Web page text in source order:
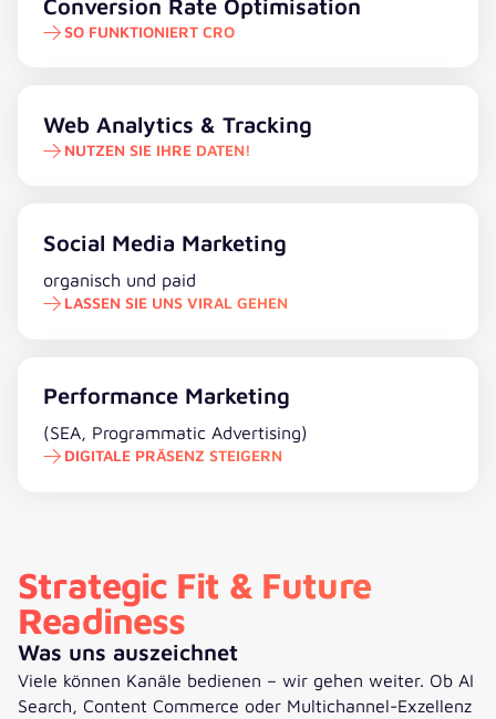
Conversion Rate Optimisation
SO FUNKTIONIERT CRO
Web Analytics & Tracking
NUTZEN SIE IHRE DATEN!
Nutzen Sie Ihre Daten!
Social Media Marketing
organisch und paid
LASSEN SIE UNS VIRAL GEHEN
Lassen Sie uns viral gehen
Performance Marketing
(SEA, Programmatic Advertising)
DIGITALE PRÄSENZ STEIGERN
Digitale Präsenz steigern
Strategic Fit & Future
Readiness
Was uns auszeichnet
Viele können Kanäle bedienen – wir gehen weiter. Ob AI
Search, Content Commerce oder Multichannel-Exzellenz